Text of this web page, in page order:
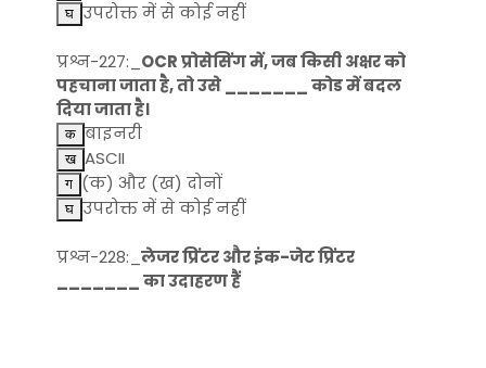
उपरोक्त में से कोई नहीं
प्रश्न-227:_ OCR प्रोसेसिंग में, जब किसी अक्षर को
पहचाना जाता है, तो उसे _______ कोड में बदल
दिया जाता है।
बाइनरी
ASCII
(क) और (ख) दोनों
उपरोक्त में से कोई नहीं
प्रश्न-228:_ लेजर प्रिंटर और इंक-जेट प्रिंटर
_______ का उदाहरण हैं